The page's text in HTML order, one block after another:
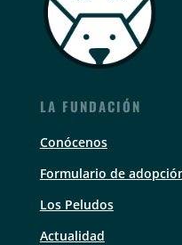
LA FUNDACIÓN
Conócenos
Formulario de
Los Peludos
Actualidad